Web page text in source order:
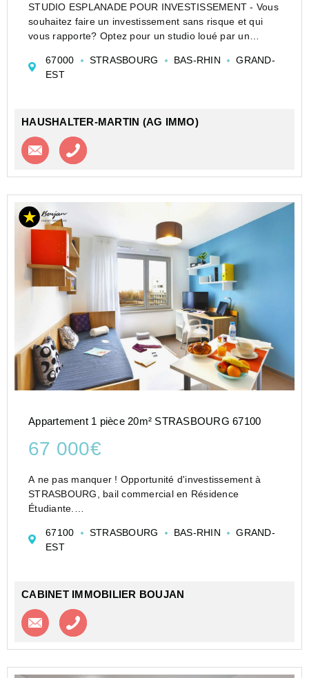
STUDIO ESPLANADE POUR INVESTISSEMENT - Vous
souhaitez faire un investissement sans risque et qui
vous rapporte? Optez pour un studio loué par un
reconduction), 19,81m², une belle pièce de vie, une
grande salle ...
67000 STRASBOURG BAS-RHIN
GRAND-
EST
HAUSHALTER-MARTIN (AG IMMO)
Contacter l'agence
Appartement 1 pièce 20m² STRASBOURG 67100
67 000€
A ne pas manquer ! Opportunité d'investissement à
STRASBOURG, bail commercial en Résidence
Étudiante.
professionnel : loyer annuel sécurisé de 3 240 EUR,
sans souci de gestion ni de vacance locative.
67100 STRASBOURG BAS-RHIN
GRAND-
EST
CABINET IMMOBILIER BOUJAN
Contacter l'agence